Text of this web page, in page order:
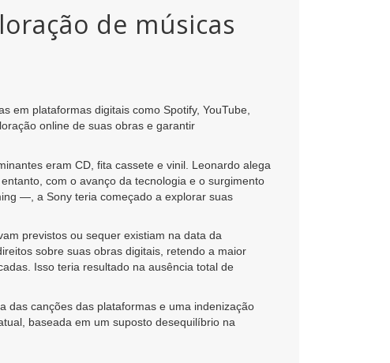
de músicas
em plataformas digitais como Spotify, YouTube,
online de suas obras e garantir
eram CD, fita cassete e vinil. Leonardo alega
com o avanço da tecnologia e o surgimento
—, a Sony teria começado a explorar suas
previstos ou sequer existiam na data da
sobre suas obras digitais, retendo a maior
Isso teria resultado na ausência total de
das canções das plataformas e uma indenização
baseada em um suposto desequilíbrio na